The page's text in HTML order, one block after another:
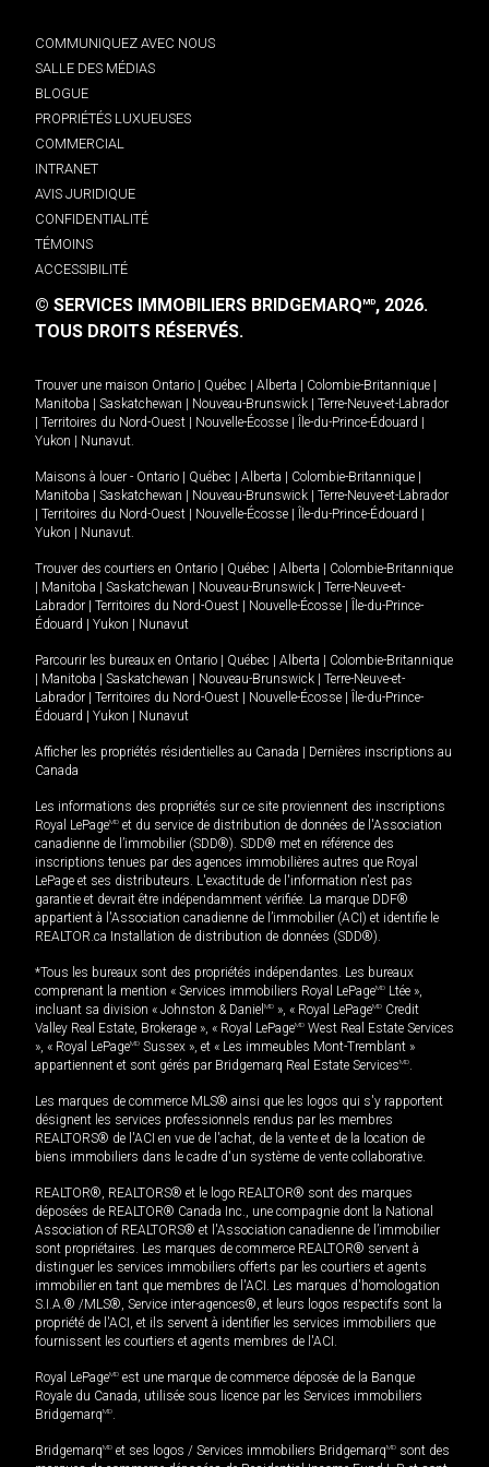
COMMUNIQUEZ AVEC NOUS
SALLE DES MÉDIAS
BLOGUE
PROPRIÉTÉS LUXUEUSES
COMMERCIAL
INTRANET
AVIS JURIDIQUE
CONFIDENTIALITÉ
TÉMOINS
ACCESSIBILITÉ
© SERVICES IMMOBILIERS BRIDGEMARQMD, 2026.
TOUS DROITS RÉSERVÉS.
Trouver une maison Ontario Québec Alberta Colombie-Britannique
Manitoba
Saskatchewan Nouveau-Brunswick
Terre-Neuve-et-Labrador
Territoires du Nord-Ouest Nouvelle-Écosse Île-du-Prince-Édouard
Yukon
Nunavut.
Maisons à louer - Ontario Québec Alberta Colombie-Britannique
Manitoba
Saskatchewan Nouveau-Brunswick
Terre-Neuve-et-Labrador
Territoires du Nord-Ouest Nouvelle-Écosse Île-du-Prince-Édouard
Yukon
Nunavut.
Trouver des courtiers en Ontario Québec Alberta
Colombie-Britannique
Manitoba Saskatchewan Nouveau-Brunswick
Terre-Neuve-et-
Labrador
Territoires du Nord-Ouest Nouvelle-Écosse
Île-du-Prince-
Édouard
Yukon Nunavut
Parcourir les bureaux en Ontario Québec Alberta
Colombie-Britannique
Manitoba Saskatchewan Nouveau-Brunswick
Terre-Neuve-et-
Labrador
Territoires du Nord-Ouest Nouvelle-Écosse
Île-du-Prince-
Édouard
Yukon Nunavut
Afficher les propriétés résidentielles au Canada
Dernières inscriptions au
Canada
Les informations des propriétés sur ce site proviennent des inscriptions
Royal LePageMD et du service de distribution de données de l'Association
canadienne de l’immobilier (SDD®). SDD® met en référence des
inscriptions tenues par des agences immobilières autres que Royal
LePage et ses distributeurs. L'exactitude de l'information n'est pas
garantie et devrait être indépendamment vérifiée. La marque DDF®
appartient à l'Association canadienne de l’immobilier (ACI) et identifie le
REALTOR.ca Installation de distribution de données (SDD®).
*Tous les bureaux sont des propriétés indépendantes. Les bureaux
comprenant la mention « Services immobiliers Royal LePageMD Ltée »,
incluant sa division « Johnston & Daniel MD », « Royal LePageMD Credit
Valley Real Estate, Brokerage », « Royal LePageMD West Real Estate Services
», « Royal LePageMD Sussex », et « Les immeubles Mont-Tremblant »
appartiennent et sont gérés par Bridgemarq Real Estate ServicesMD.
Les marques de commerce MLS® ainsi que les logos qui s'y rapportent
désignent les services professionnels rendus par les membres
REALTORS® de l'ACI en vue de l'achat, de la vente et de la location de
biens immobiliers dans le cadre d'un système de vente collaborative.
REALTOR®, REALTORS® et le logo REALTOR® sont des marques
déposées de REALTOR® Canada Inc., une compagnie dont la National
Association of REALTORS® et l'Association canadienne de l’immobilier
sont propriétaires. Les marques de commerce REALTOR® servent à
distinguer les services immobiliers offerts par les courtiers et agents
immobilier en tant que membres de l'ACI. Les marques d'homologation
S.I.A.® /MLS®, Service inter-agences®, et leurs logos respectifs sont la
propriété de l'ACI, et ils servent à identifier les services immobiliers que
fournissent les courtiers et agents membres de l'ACI.
Royal LePageMD est une marque de commerce déposée de la Banque
Royale du Canada, utilisée sous licence par les Services immobiliers
BridgemarqMD.
BridgemarqMD et ses logos / Services immobiliers BridgemarqMD sont des